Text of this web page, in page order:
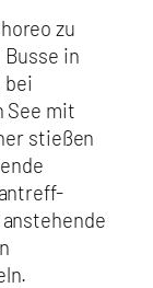
zu
in
bei
See mit
stießen